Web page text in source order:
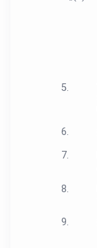
5.
6.
7.
8.
9.